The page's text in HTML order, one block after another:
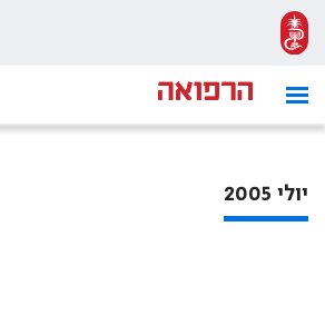
יולי 2005